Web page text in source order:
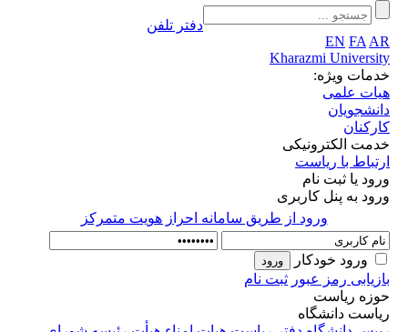
دفتر تلفن
EN FA AR
Kharazmi University
خدمات ویژه:
هیات علمی
دانشجویان
کارکنان
خدمت الکترونیکی
ارتباط با ریاست
ورود یا ثبت نام
ورود به پنل کاربری
ورود از طريق سامانه احراز هويت متمركز
ورود خودکار
بازیابی رمز عبور ثبت نام
حوزه ریاست
ریاست دانشگاه